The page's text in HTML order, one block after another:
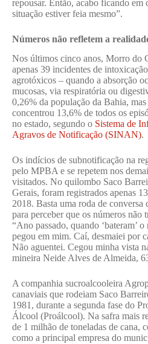
repousar. Então, acabo ficando em
situação estiver feia mesmo”.
Números não refletem a
Nos últimos cinco anos, Morro do
apenas 39 incidentes de
agrotóxicos – quando a absorção
mucosas, via respiratória ou
0,26% da população da Bahia,
concentrou 13,6% de todos os
no estado, segundo o Sistema de
Agravos de Notificação (SINAN).
Os indícios de subnotificação na
pelo MPBA e se repetem nos
visitados. No quilombo Saco
Gerais, foram registrados apenas
2018. Basta uma roda de conversa
para perceber que os números não
“Ano passado, quando ‘bateram’
pegou em mim. Caí, desmaiei por
Não aguentei. Cegou minha vista
mineira Neide Alves de Almeida,
A companhia sucroalcooleira
canaviais que rodeiam Saco
1981, durante a segunda fase do
Álcool (Proálcool). Na safra mais
de 1 milhão de toneladas de cana,
como a principal empresa do